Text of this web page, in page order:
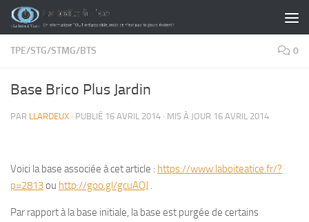
Skip to content
TPE/STG/STMG/BTS 0
Base Brico Plus Jardin
PAR LLARDEUX · PUBLIÉ 16 AVRIL 2014 · MIS À JOUR 16 AVRIL 2014
Voici la base associée à cet article : https://www.laboiteatice.fr/?
p=2813ou http://goo.gl/gcuAOJ .
Par rapport à la base initiale, la base est purgée de certains